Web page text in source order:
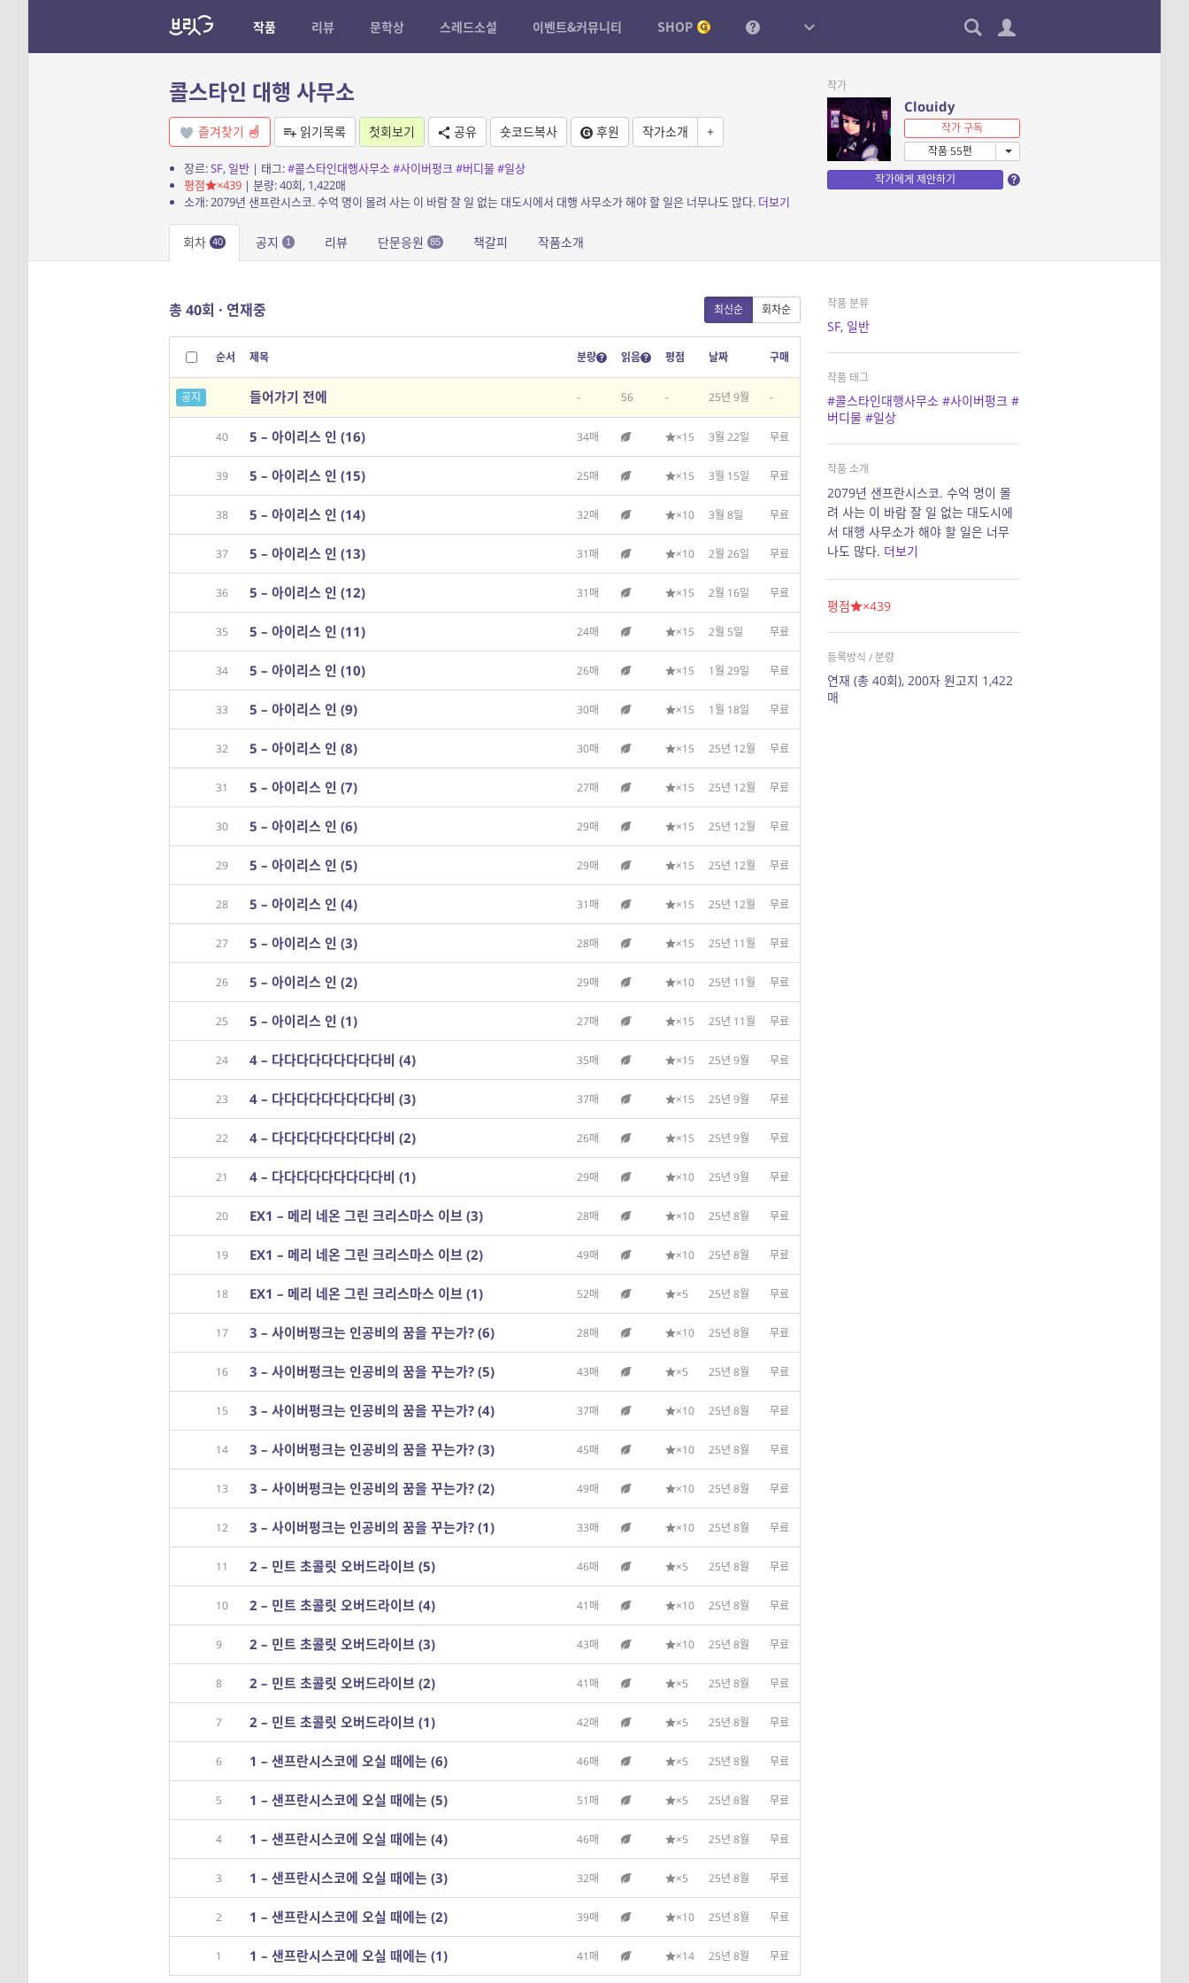
작품 리뷰 문학상 스레드소설 이벤트&커뮤니티 SHOP
콜스타인 대행 사무소
즐겨찾기 읽기목록 첫회보기 공유 숏코드복사 후원 작가소개 +
장르:SF, 일반| 태그:#콜스타인대행사무소#사이버펑크#버디물#일상
평점
×439| 분량: 40회, 1,422매
소개: 2079년 샌프란시스코. 수억 명이 몰려 사는 이 바람 잘 일 없는 대도시에서 대행 사무소가 해야 할 일은 너무나도 많다. 더보기
작가
Clouidy
작가 구독
작품 55편
작가에게 제안하기
회차 40 공지 1 리뷰 단문응원 85 책갈피 작품소개
총 40회 · 연재중 최신순 회차순
순서 제목 분량 읽음 평점 날짜 구매
공지 들어가기 전에 - 56 - 25년 9월 -
40 5 – 아이리스 인 (16) 34매 ×15 3월 22일 무료
39 5 – 아이리스 인 (15) 25매 ×15 3월 15일 무료
38 5 – 아이리스 인 (14) 32매 ×10 3월 8일 무료
37 5 – 아이리스 인 (13) 31매 ×10 2월 26일 무료
36 5 – 아이리스 인 (12) 31매 ×15 2월 16일 무료
35 5 – 아이리스 인 (11) 24매 ×15 2월 5일 무료
34 5 – 아이리스 인 (10) 26매 ×15 1월 29일 무료
33 5 – 아이리스 인 (9) 30매 ×15 1월 18일 무료
32 5 – 아이리스 인 (8) 30매 ×15 25년 12월 무료
31 5 – 아이리스 인 (7) 27매 ×15 25년 12월 무료
30 5 – 아이리스 인 (6) 29매 ×15 25년 12월 무료
29 5 – 아이리스 인 (5) 29매 ×15 25년 12월 무료
28 5 – 아이리스 인 (4) 31매 ×15 25년 12월 무료
27 5 – 아이리스 인 (3) 28매 ×15 25년 11월 무료
26 5 – 아이리스 인 (2) 29매 ×10 25년 11월 무료
25 5 – 아이리스 인 (1) 27매 ×15 25년 11월 무료
24 4 – 다다다다다다다다다비 (4) 35매 ×15 25년 9월 무료
23 4 – 다다다다다다다다다비 (3) 37매 ×15 25년 9월 무료
22 4 – 다다다다다다다다다비 (2) 26매 ×15 25년 9월 무료
21 4 – 다다다다다다다다다비 (1) 29매 ×10 25년 9월 무료
20 EX1 – 메리 네온 그린 크리스마스 이브 (3) 28매 ×10 25년 8월 무료
19 EX1 – 메리 네온 그린 크리스마스 이브 (2) 49매 ×10 25년 8월 무료
18 EX1 – 메리 네온 그린 크리스마스 이브 (1) 52매 ×5 25년 8월 무료
17 3 – 사이버펑크는 인공비의 꿈을 꾸는가? (6) 28매 ×10 25년 8월 무료
16 3 – 사이버펑크는 인공비의 꿈을 꾸는가? (5) 43매 ×5 25년 8월 무료
15 3 – 사이버펑크는 인공비의 꿈을 꾸는가? (4) 37매 ×10 25년 8월 무료
14 3 – 사이버펑크는 인공비의 꿈을 꾸는가? (3) 45매 ×10 25년 8월 무료
13 3 – 사이버펑크는 인공비의 꿈을 꾸는가? (2) 49매 ×10 25년 8월 무료
12 3 – 사이버펑크는 인공비의 꿈을 꾸는가? (1) 33매 ×10 25년 8월 무료
11 2 – 민트 초콜릿 오버드라이브 (5) 46매 ×5 25년 8월 무료
10 2 – 민트 초콜릿 오버드라이브 (4) 41매 ×10 25년 8월 무료
9 2 – 민트 초콜릿 오버드라이브 (3) 43매 ×10 25년 8월 무료
8 2 – 민트 초콜릿 오버드라이브 (2) 41매 ×5 25년 8월 무료
7 2 – 민트 초콜릿 오버드라이브 (1) 42매 ×5 25년 8월 무료
6 1 – 샌프란시스코에 오실 때에는 (6) 46매 ×5 25년 8월 무료
5 1 – 샌프란시스코에 오실 때에는 (5) 51매 ×5 25년 8월 무료
4 1 – 샌프란시스코에 오실 때에는 (4) 46매 ×5 25년 8월 무료
3 1 – 샌프란시스코에 오실 때에는 (3) 32매 ×5 25년 8월 무료
2 1 – 샌프란시스코에 오실 때에는 (2) 39매 ×10 25년 8월 무료
1 1 – 샌프란시스코에 오실 때에는 (1) 41매 ×14 25년 8월 무료
작품 분류
SF, 일반
작품 태그
#콜스타인대행사무소 #사이버펑크 #
버디물 #일상
작품 소개
2079년 샌프란시스코. 수억 명이 몰
려 사는 이 바람 잘 일 없는 대도시에
서 대행 사무소가 해야 할 일은 너무
나도 많다. 더보기
평점 ×439
등록방식 / 분량
연재 (총 40회), 200자 원고지 1,422
매